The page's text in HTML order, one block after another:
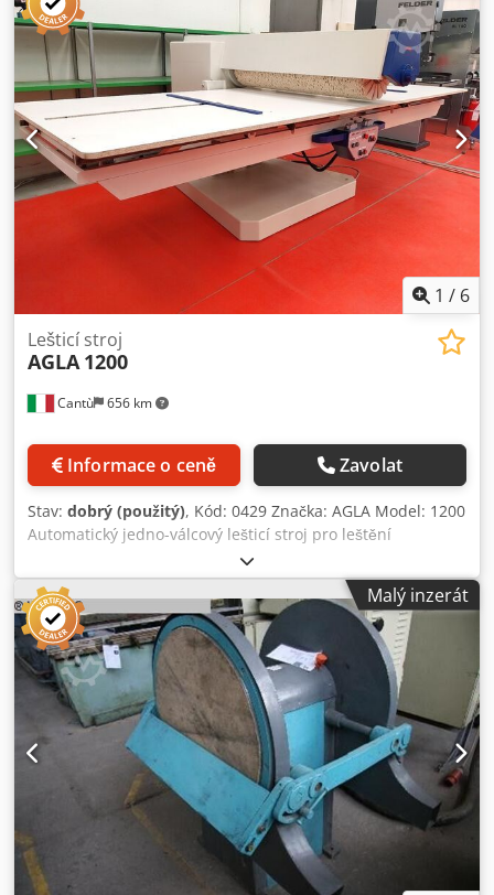
pro kartáče Dkjdeigaf Rjpfx Albsr
1 / 6
Cantù 656 km
Lešticí stroj
AGLA 1200
Informace o ceně Zavolat
Stav: dobrý (použitý), Kód: 0429 Značka: AGLA Model: 1200
Automatický jedno-válcový lešticí stroj pro leštění
polyesterových a polyuretanových laků, dřeva, kovů,
mramoru a podobných materiálů Technické specifikace:
Robustní konstrukce Rozměry pracovní plochy: 3600 x 1260
mm Pracovní šířka: 1200 mm Pracovní výška: 300 mm
Průměr kartáče: 350 mm Dkedpfx Aozh Eacelber Motor: 15
Hp Automatické zvedání pracovní plochy 2 upínky na
obrobek Celkové rozměry: 3600 x 2180 x 1650 mm (v)
Hmotnost: 1700 kg
Malý inzerát